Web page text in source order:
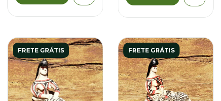
FRETE GRÁTIS FRETE GRÁTIS